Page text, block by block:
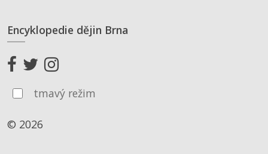
Encyklopedie dějin Brna
tmavý režim
© 2026